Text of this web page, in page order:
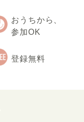
おうちから、
参加OK
登録無料